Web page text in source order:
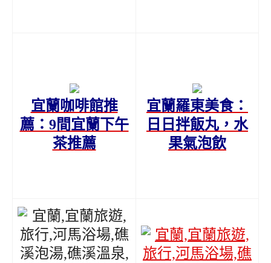
宜蘭咖啡館推
薦：9間宜蘭下午
茶推薦
宜蘭羅東美食：
日日拌飯丸，水
果氣泡飲